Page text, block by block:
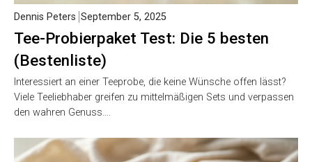
Tee-Probierpaket Test: Die 5 besten
(Bestenliste)
Dennis Peters September 5, 2025
Interessiert an einer Teeprobe, die keine Wünsche offen lässt?
Viele Teeliebhaber greifen zu mittelmäßigen Sets und verpassen
den wahren Genuss….